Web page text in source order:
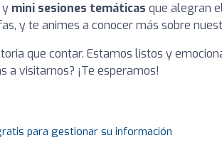
y mini sesiones temáticas que alegran
y te animes a conocer más sobre
que contar. Estamos listos y
a visitarnos? ¡Te esperamos!
para gestionar su información